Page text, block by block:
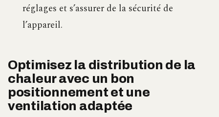
réglages et s’assurer de la sécurité de
l’appareil.
Optimisez la distribution de la
chaleur avec un bon
positionnement et une
ventilation adaptée